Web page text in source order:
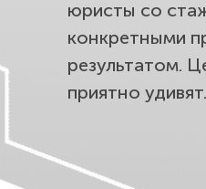
юристы со
конкретными
результатом.
приятно удивят.